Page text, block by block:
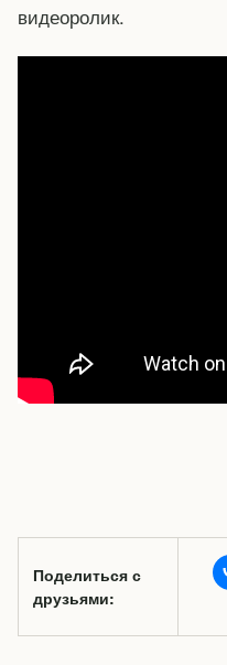
видеоролик.
Поделиться с
друзьями: